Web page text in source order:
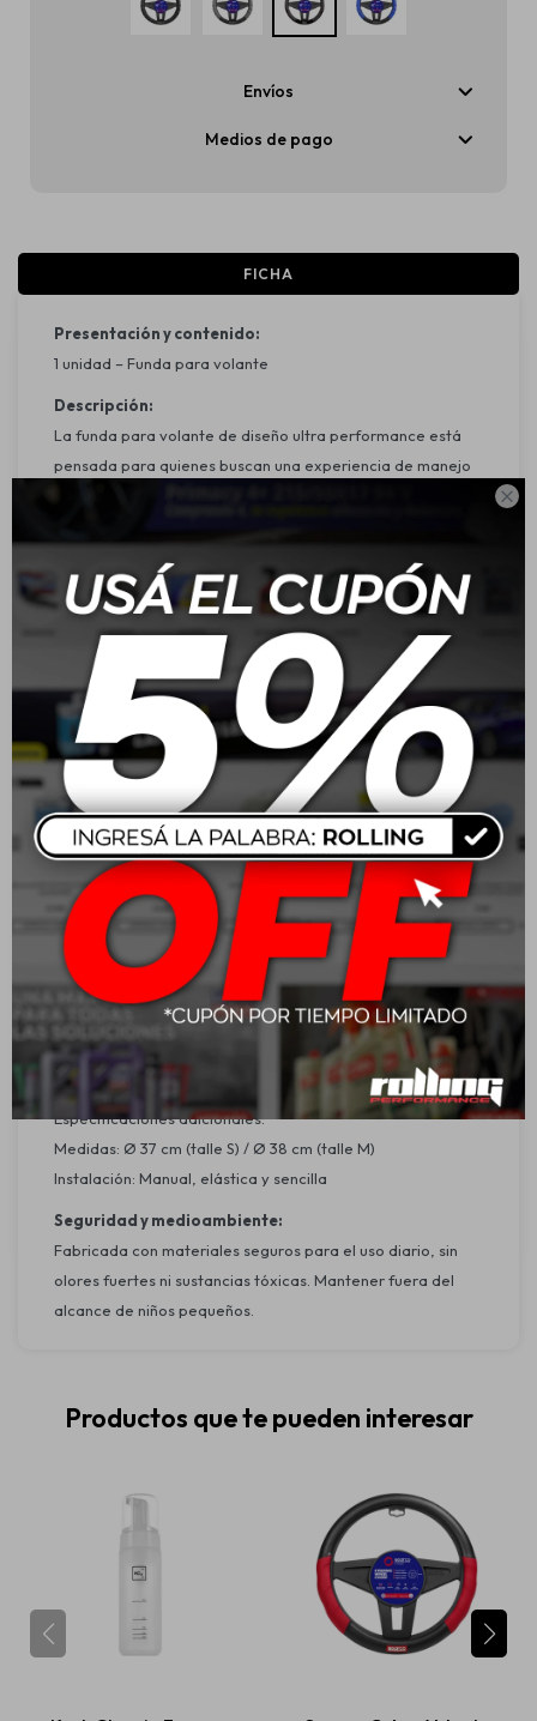

Envíos
Medios de pago
FICHA
Presentación y contenido:
1 unidad – Funda para volante
Descripción:
La funda para volante de diseño ultra performance está
pensada para quienes buscan una experiencia de manejo
vehículo. Ideal para uso diario o para quienes disfrutan del
detalle en cada viaje.
Características:
Medida: Disponible en 37 cm (S) y 38 cm (M)
Material: Grip texturado con diseño ergonómico
Propiedades destacadas: Antideslizante, resistente y fácil
de instalar
Beneficio principal: Mayor confort, estilo y control al
conducir
Compatibilidad: Ajuste universal para la mayoría de los
volantes
Refuerzos: Diseño con relieve que mejora el agarre y
reduce la fatiga
Aplicación:
Instalación rápida sin herramientas.Se adapta a volantes
estándar de 37 y 38 cm. Recomendamos verificar el
tamaño del volante antes de comprar.
Especificaciones adicionales:
Medidas: Ø 37 cm (talle S) / Ø 38 cm (talle M)
Instalación: Manual, elástica y sencilla
Seguridad y medioambiente:
Fabricada con materiales seguros para el uso diario, sin
olores fuertes ni sustancias tóxicas. Mantener fuera del
alcance de niños pequeños.
Productos que te pueden interesar